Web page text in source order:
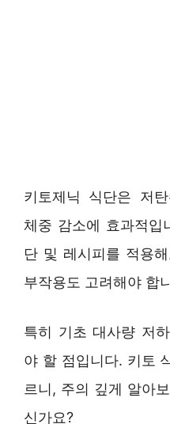
키토제닉 식단은 저
체중 감소에 효과적입
단 및 레시피를 적용
부작용도 고려해야 합
특히 기초 대사량 저
야 할 점입니다. 키토
르니, 주의 깊게 알아
신가요?